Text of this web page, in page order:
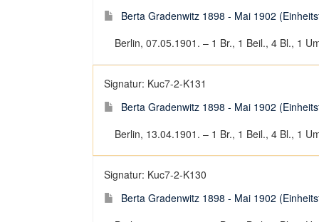
Berta Gradenwitz 1898 - Mai 1902
Berlin, 07.05.1901. – 1 Br., 1 Beil., 4 Bl., 1
Signatur: Kuc7-2-K131
Berta Gradenwitz 1898 - Mai 1902
Berlin, 13.04.1901. – 1 Br., 1 Beil., 4 Bl., 1
Signatur: Kuc7-2-K130
Berta Gradenwitz 1898 - Mai 1902